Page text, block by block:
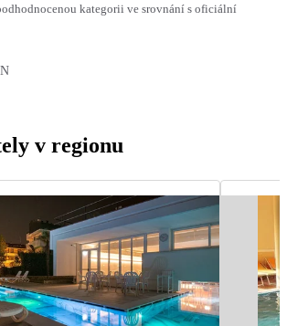
kategorii ve srovnání s oficiální
v regionu